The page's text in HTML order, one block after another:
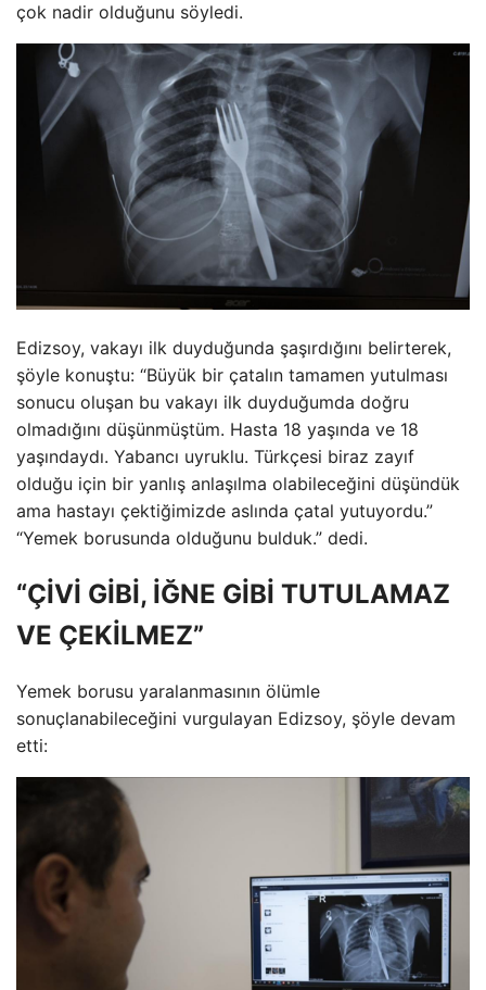
çok nadir olduğunu söyledi.
Edizsoy, vakayı ilk duyduğunda şaşırdığını belirterek,
şöyle konuştu: “Büyük bir çatalın tamamen yutulması
sonucu oluşan bu vakayı ilk duyduğumda doğru
olmadığını düşünmüştüm. Hasta 18 yaşında ve 18
yaşındaydı. Yabancı uyruklu. Türkçesi biraz zayıf
olduğu için bir yanlış anlaşılma olabileceğini düşündük
ama hastayı çektiğimizde aslında çatal yutuyordu.”
“Yemek borusunda olduğunu bulduk.” dedi.
“ÇİVİ GİBİ, İĞNE GİBİ TUTULAMAZ
VE ÇEKİLMEZ”
Yemek borusu yaralanmasının ölümle
sonuçlanabileceğini vurgulayan Edizsoy, şöyle devam
etti: